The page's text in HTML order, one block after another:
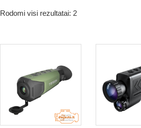
Rodomi visi rezultatai: 2